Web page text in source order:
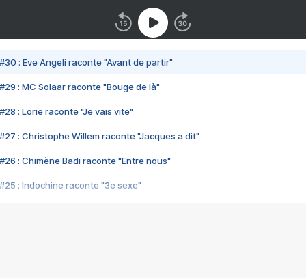
#30 : Eve Angeli raconte "Avant de partir"
#29 : MC Solaar raconte "Bouge de là"
#28 : Lorie raconte "Je vais vite"
#27 : Christophe Willem raconte "Jacques a dit"
#26 : Chimène Badi raconte "Entre nous"
#25 : Indochine raconte "3e sexe"